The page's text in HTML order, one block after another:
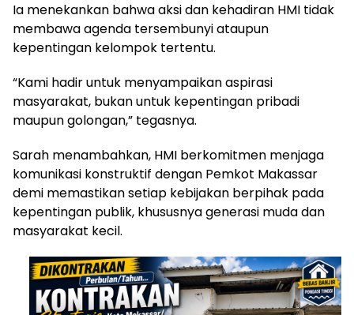
Ia menekankan bahwa aksi dan kehadiran HMI tidak
membawa agenda tersembunyi ataupun
kepentingan kelompok tertentu.
“Kami hadir untuk menyampaikan aspirasi
masyarakat, bukan untuk kepentingan pribadi
maupun golongan,” tegasnya.
Sarah menambahkan, HMI berkomitmen menjaga
komunikasi konstruktif dengan Pemkot Makassar
demi memastikan setiap kebijakan berpihak pada
kepentingan publik, khususnya generasi muda dan
masyarakat kecil.